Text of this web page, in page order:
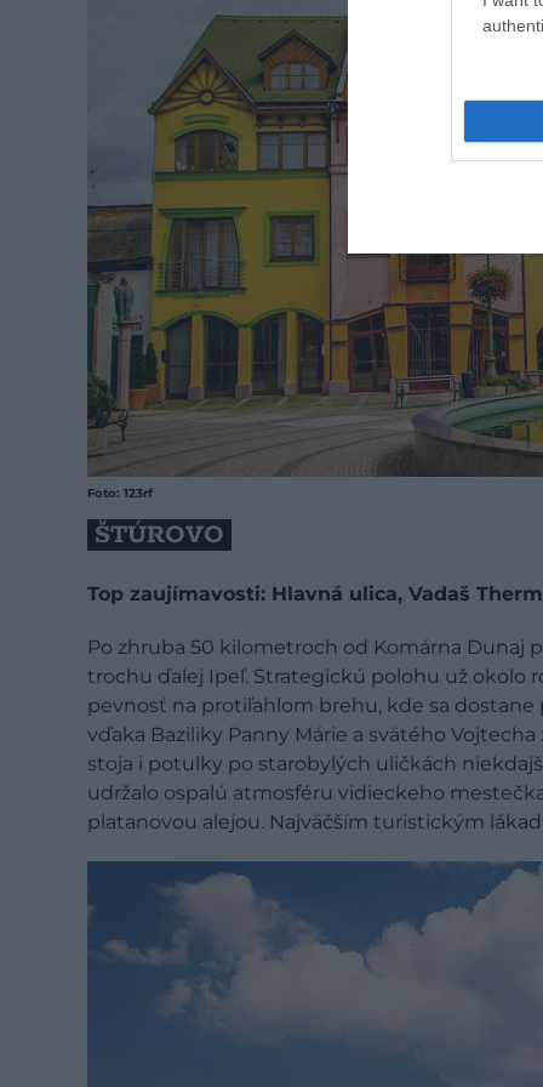
Foto: 123rf
ŠTÚROVO
Top zaujímavosti: Hlavná ulica, Vadaš
Po zhruba 50 kilometroch od Komárna Dunaj
trochu ďalej Ipeľ. Strategickú polohu už okolo
pevnosť na protiľahlom brehu, kde sa dostane
vďaka Baziliky Panny Márie a svätého
stoja i potulky po starobylých uličkách
udržalo ospalú atmosféru vidieckeho
platanovou alejou. Najväčším turistickým